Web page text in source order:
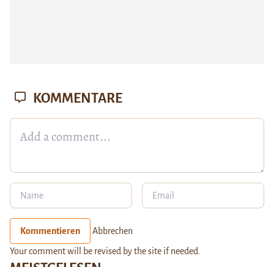
KOMMENTARE
Kommentieren Abbrechen
Your comment will be revised by the site if needed.